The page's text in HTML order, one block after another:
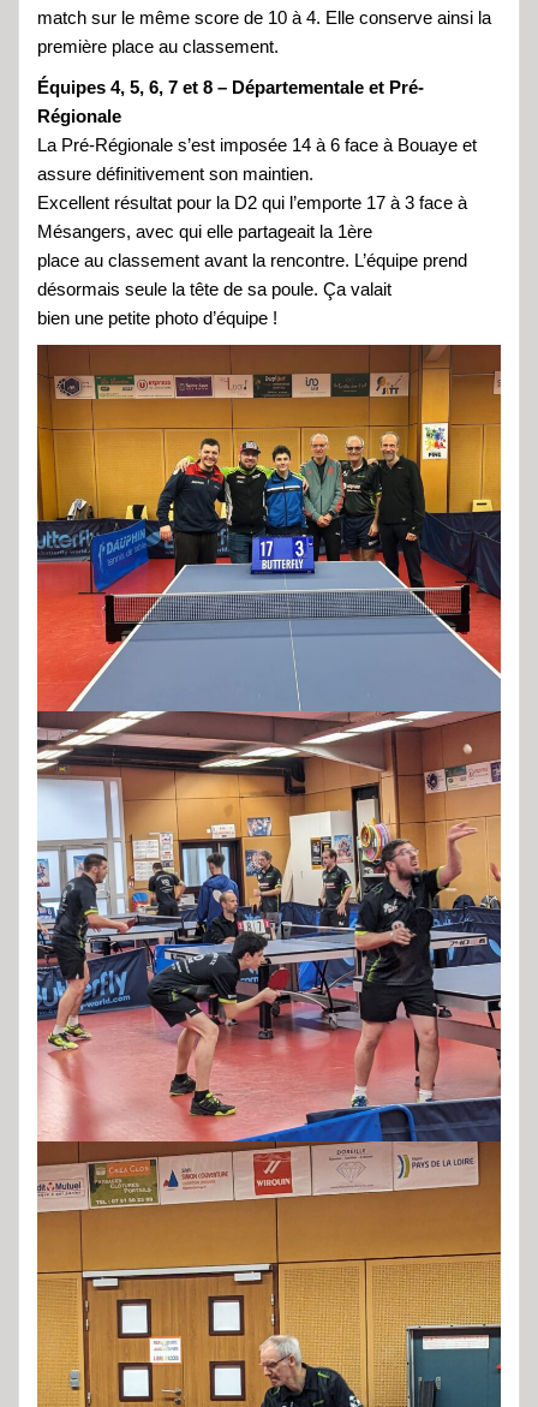
match sur le même score de 10 à 4. Elle conserve ainsi la
première place au classement.
Équipes 4, 5, 6, 7 et 8 – Départementale et Pré-
Régionale
La Pré-Régionale s’est imposée 14 à 6 face à Bouaye et
assure définitivement son maintien.
Excellent résultat pour la D2 qui l’emporte 17 à 3 face à
Mésangers, avec qui elle partageait la 1ère
place au classement avant la rencontre. L’équipe prend
désormais seule la tête de sa poule. Ça valait
bien une petite photo d’équipe !